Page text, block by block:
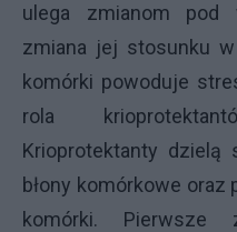
ulega zmianom pod
zmiana jej stosunku
komórki powoduje
rola
Krioprotektanty
błony komórkowe
komórki.